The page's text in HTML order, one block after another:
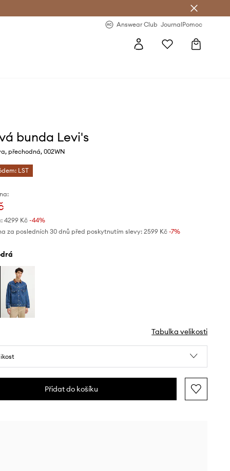
Answear Club JournalPomoc
bunda Levi's
přechodná, 002WN
LST
4299 Kč-44%
za posledních 30 dnů před poskytnutím slevy: 2599 Kč -7%
Tabulka velikosti
Přidat do košíku